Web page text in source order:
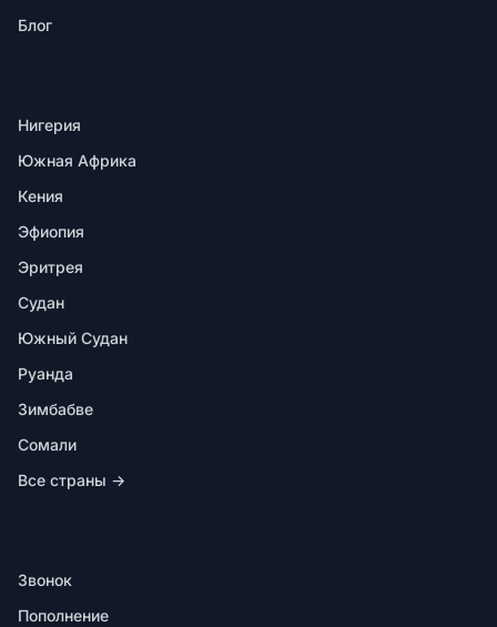
Блог
Нигерия
Южная Африка
Кения
Эфиопия
Эритрея
Судан
Южный Судан
Руанда
Зимбабве
Сомали
Все страны →
Звонок
Пополнение